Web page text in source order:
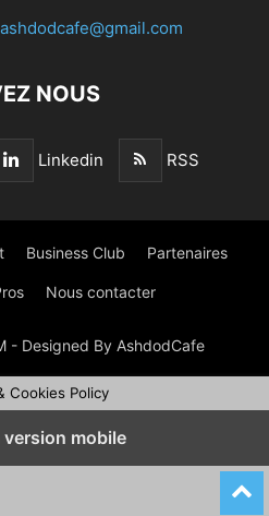
ashdodcafe@gmail.com
NOUS
Linkedin RSS
Business Club Partenaires
Nous contacter
- Designed By AshdodCafe
Cookies Policy
version mobile